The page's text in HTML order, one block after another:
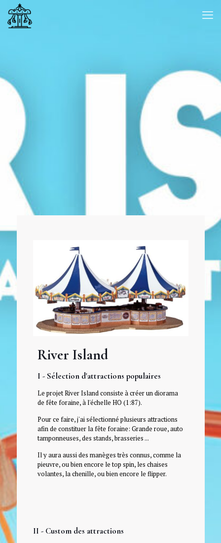
River Island
I - Sélection d'attractions populaires
Le projet River Island consiste à créer un diorama
de fête foraine, à l'échelle HO (1:87).
Pour ce faire, j'ai sélectionné plusieurs attractions
afin de constituer la fête foraine: Grande roue, auto
tamponneuses, des stands, brasseries ...
Il y aura aussi des manèges très connus, comme la
pieuvre, ou bien encore le top spin, les chaises
volantes, la chenille, ou bien encore le flipper.
II - Custom des attractions